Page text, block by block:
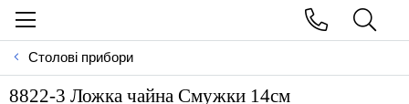
Столові прибори
8822-3 Ложка чайна Смужки 14см